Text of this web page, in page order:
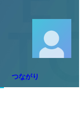
つながり